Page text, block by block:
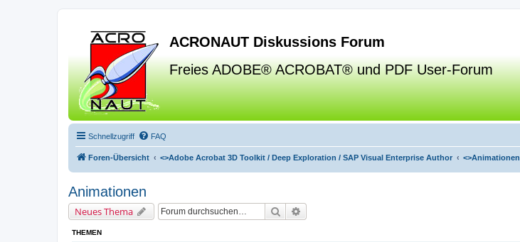
ACRONAUT Diskussions Forum
Freies ADOBE® ACROBAT® und PDF User-Forum
Schnellzugriff FAQ
Foren-Übersicht <>Adobe Acrobat 3D Toolkit / Deep Exploration / SAP Visual Enterprise Author <>Animationen
Animationen
Neues Thema Suche
THEMEN